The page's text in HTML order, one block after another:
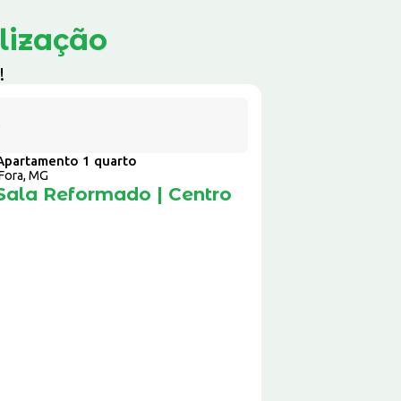
1 quarto
MG
Reformado | Centro